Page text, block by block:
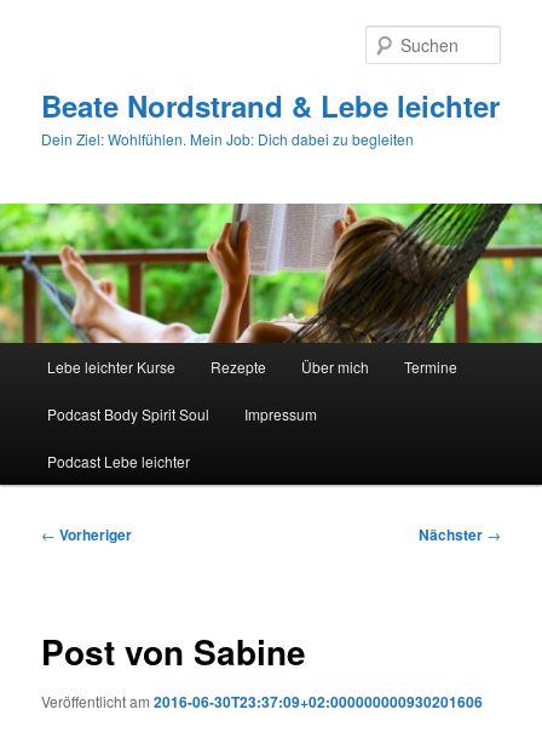
Beate Nordstrand & Lebe leichter
Dein Ziel: Wohlfühlen. Mein Job: Dich dabei zu begleiten
Lebe leichter Kurse Rezepte Über mich Termine
Podcast Body Spirit Soul Impressum
Podcast Lebe leichter
Beitragsnavigation
← Vorheriger Nächster →
Post von Sabine
Veröffentlicht am2016-06-30T23:37:09+02:000000000930201606